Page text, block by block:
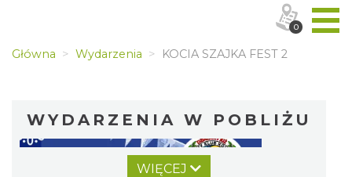
Główna Wydarzenia KOCIA SZAJKA FEST 2
WYDARZENIA W POBLIŻU
WIĘCEJ
0